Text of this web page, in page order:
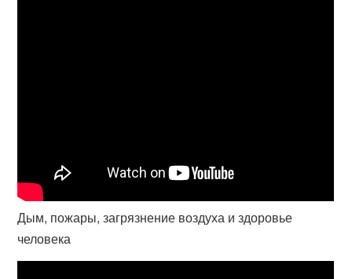
Дым, пожары, загрязнение воздуха и здоровье
человека